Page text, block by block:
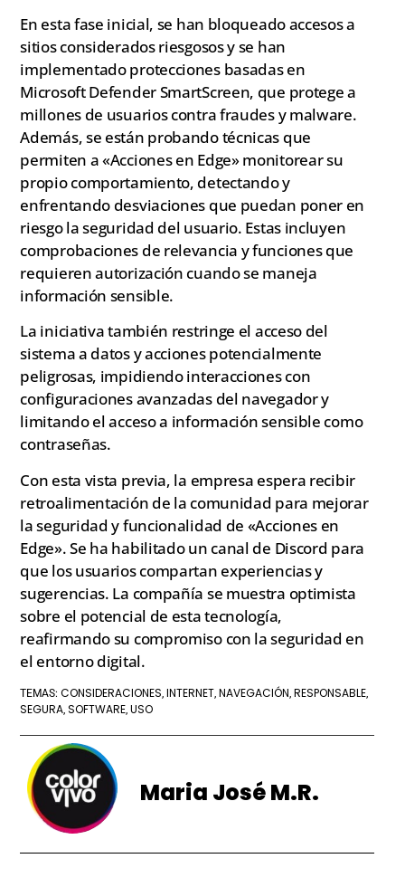
En esta fase inicial, se han bloqueado accesos a
sitios considerados riesgosos y se han
implementado protecciones basadas en
Microsoft Defender SmartScreen, que protege a
millones de usuarios contra fraudes y malware.
Además, se están probando técnicas que
permiten a «Acciones en Edge» monitorear su
propio comportamiento, detectando y
enfrentando desviaciones que puedan poner en
riesgo la seguridad del usuario. Estas incluyen
comprobaciones de relevancia y funciones que
requieren autorización cuando se maneja
información sensible.
La iniciativa también restringe el acceso del
sistema a datos y acciones potencialmente
peligrosas, impidiendo interacciones con
configuraciones avanzadas del navegador y
limitando el acceso a información sensible como
contraseñas.
Con esta vista previa, la empresa espera recibir
retroalimentación de la comunidad para mejorar
la seguridad y funcionalidad de «Acciones en
Edge». Se ha habilitado un canal de Discord para
que los usuarios compartan experiencias y
sugerencias. La compañía se muestra optimista
sobre el potencial de esta tecnología,
reafirmando su compromiso con la seguridad en
el entorno digital.
TEMAS:CONSIDERACIONES, INTERNET, NAVEGACIÓN, RESPONSABLE,
SEGURA,SOFTWARE,USO
Maria José M.R.